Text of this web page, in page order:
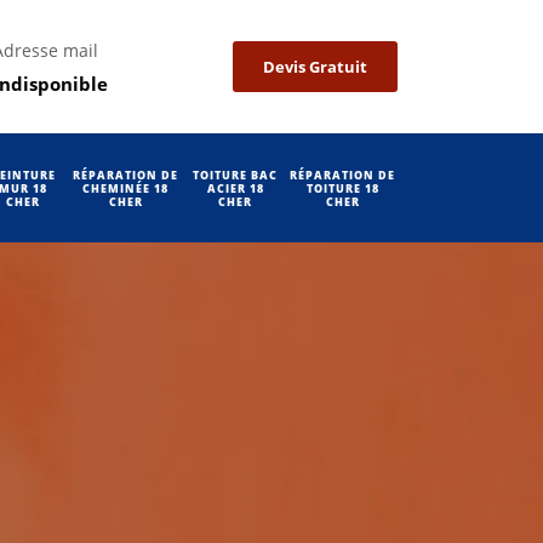
mail
Devis Gratuit
MUR 18
CHER
RÉPARATION DE
CHEMINÉE 18
CHER
TOITURE BAC
ACIER 18
CHER
RÉPARATION DE
TOITURE 18
CHER